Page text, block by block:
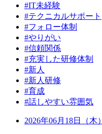
#IT未経験
#テクニカルサポート
#フォロー体制
#やりがい
#信頼関係
#充実した研修体制
#新人
#新人研修
#育成
#話しやすい雰囲気
2026年06月18日（木）